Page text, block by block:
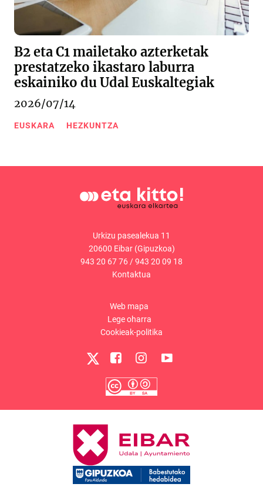
B2 eta C1 mailetako azterketak
prestatzeko ikastaro laburra
eskainiko du Udal Euskaltegiak
2026/07/14
EUSKARA HEZKUNTZA
Urkizu pasealekua 11
20600 Eibar (Gipuzkoa)
943 20 67 76 /943 20 09 18
Kontaktua
Web mapa
Lege oharra
Cookieak-politika